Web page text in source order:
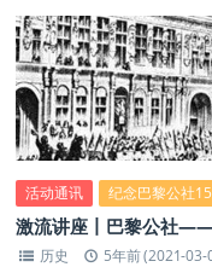
活动通讯 纪念巴黎公社
激流讲座丨巴黎公社
历史 5年前 (2021-03-